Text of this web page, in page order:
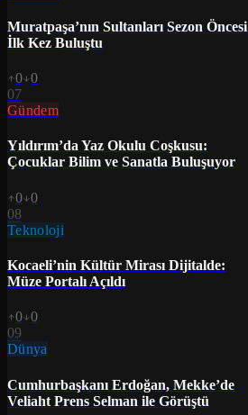
Muratpaşa’nın Sultanları Sezon Öncesi
İlk Kez Buluştu
0 0
07
Gündem
Yıldırım’da Yaz Okulu Coşkusu:
Çocuklar Bilim ve Sanatla Buluşuyor
0 0
08
Teknoloji
Kocaeli’nin Kültür Mirası Dijitalde:
Müze Portalı Açıldı
0 0
09
Dünya
Cumhurbaşkanı Erdoğan, Mekke’de
Veliaht Prens Selman ile Görüştü